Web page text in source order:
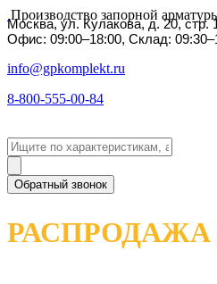
Производство запорной
Москва, ул. Кулакова, д. 20, стр.
Офис: 09:00–18:00, Склад:
info@gpkomplekt.ru
8-800-555-00-84
Обратный звонок